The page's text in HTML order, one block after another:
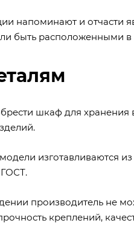
напоминают и отчасти
быть расположенными в
шкаф для
изготавливаются
производитель не
креплений,